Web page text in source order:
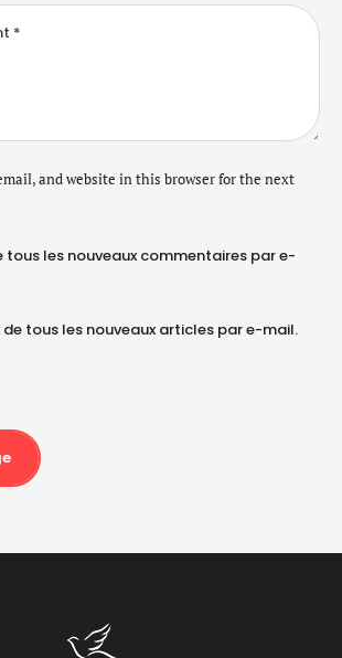
and website in this browser for the next
tous les nouveaux commentaires par e-
de tous les nouveaux articles par e-mail.